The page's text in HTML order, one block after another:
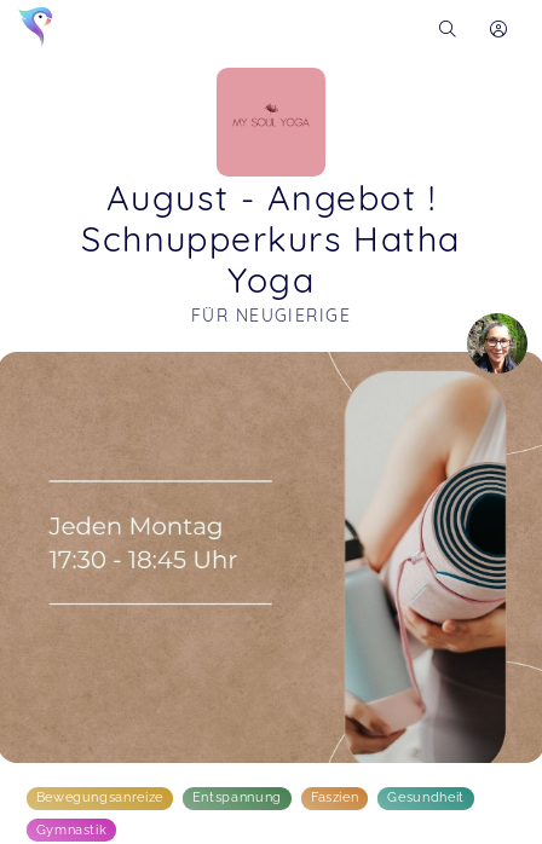
August - Angebot !
Schnupperkurs Hatha
Yoga
FÜR NEUGIERIGE
Soon you will learn more about me here...
Bewegungsanreize Entspannung Faszien Gesundheit
Gymnastik